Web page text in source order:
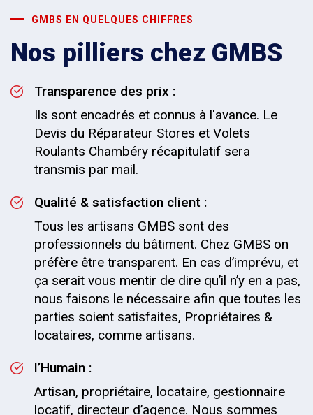
GMBS EN QUELQUES CHIFFRES
Nos pilliers chez GMBS
Transparence des prix :
Ils sont encadrés et connus à l'avance. Le
Devis du Réparateur Stores et Volets
Roulants Chambéry récapitulatif sera
transmis par mail.
Qualité & satisfaction client :
Tous les artisans GMBS sont des
professionnels du bâtiment. Chez GMBS on
préfère être transparent. En cas d’imprévu, et
ça serait vous mentir de dire qu’il n’y en a pas,
nous faisons le nécessaire afin que toutes les
parties soient satisfaites, Propriétaires &
locataires, comme artisans.
l’Humain :
Artisan, propriétaire, locataire, gestionnaire
locatif, directeur d’agence. Nous sommes